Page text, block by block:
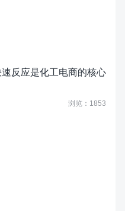
反应是化工电商的核心
浏览：1853